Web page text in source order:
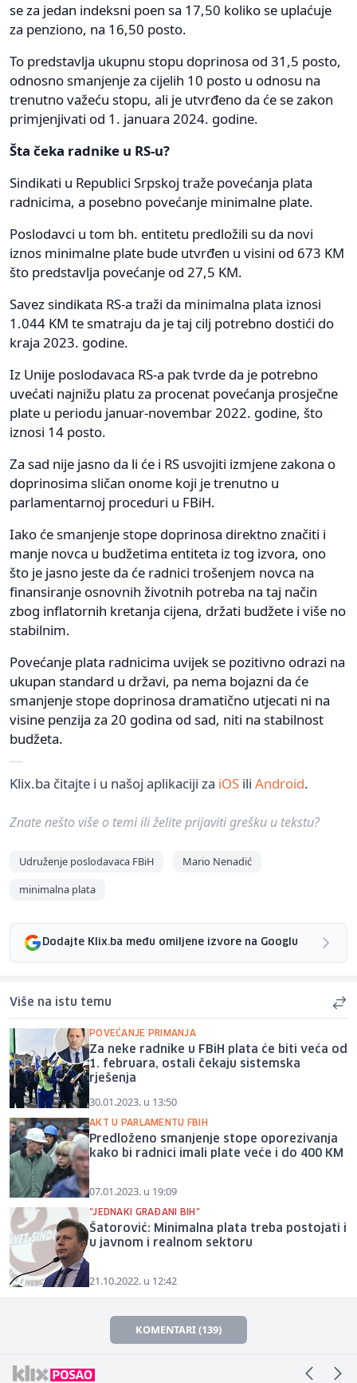
se za jedan indeksni poen sa 17,50 koliko se uplaćuje
za penziono, na 16,50 posto.
To predstavlja ukupnu stopu doprinosa od 31,5 posto,
odnosno smanjenje za cijelih 10 posto u odnosu na
trenutno važeću stopu, ali je utvrđeno da će se zakon
primjenjivati od 1. januara 2024. godine.
Šta čeka radnike u RS-u?
Sindikati u Republici Srpskoj traže povećanja plata
radnicima, a posebno povećanje minimalne plate.
Poslodavci u tom bh. entitetu predložili su da novi
iznos minimalne plate bude utvrđen u visini od 673 KM
što predstavlja povećanje od 27,5 KM.
Savez sindikata RS-a traži da minimalna plata iznosi
1.044 KM te smatraju da je taj cilj potrebno dostići do
kraja 2023. godine.
Iz Unije poslodavaca RS-a pak tvrde da je potrebno
uvećati najnižu platu za procenat povećanja prosječne
plate u periodu januar-novembar 2022. godine, što
iznosi 14 posto.
Za sad nije jasno da li će i RS usvojiti izmjene zakona o
doprinosima sličan onome koji je trenutno u
parlamentarnoj proceduri u FBiH.
Iako će smanjenje stope doprinosa direktno značiti i
manje novca u budžetima entiteta iz tog izvora, ono
što je jasno jeste da će radnici trošenjem novca na
finansiranje osnovnih životnih potreba na taj način
zbog inflatornih kretanja cijena, držati budžete i više no
stabilnim.
Povećanje plata radnicima uvijek se pozitivno odrazi na
ukupan standard u državi, pa nema bojazni da će
smanjenje stope doprinosa dramatično utjecati ni na
visine penzija za 20 godina od sad, niti na stabilnost
budžeta.
Klix.ba čitajte i u našoj aplikaciji za iOS ili Android.
Znate nešto više o temi ili želite prijaviti grešku u tekstu?
Udruženje poslodavaca FBiH
Mario Nenadić
minimalna plata
Dodajte Klix.ba među omiljene izvore na Googlu
Više na istu temu
POVEĆANJE PRIMANJA
Za neke radnike u FBiH plata će biti veća od
1. februara, ostali čekaju sistemska
rješenja
30.01.2023. u 13:50
AKT U PARLAMENTU FBIH
Predloženo smanjenje stope oporezivanja
kako bi radnici imali plate veće i do 400 KM
07.01.2023. u 19:09
"JEDNAKI GRAĐANI BIH"
Šatorović: Minimalna plata treba postojati i
u javnom i realnom sektoru
21.10.2022. u 12:42
KOMENTARI (139)